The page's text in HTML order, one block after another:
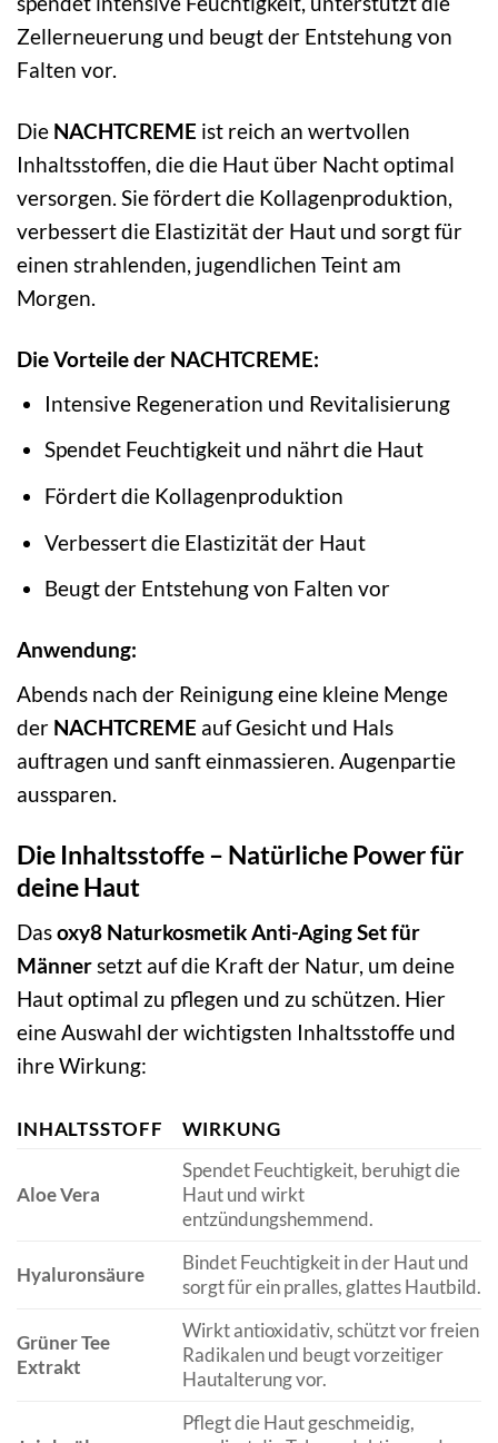
Zellerneuerung und beugt der Entstehung von
Falten vor.
Die NACHTCREME ist reich an wertvollen
Inhaltsstoffen, die die Haut über Nacht optimal
versorgen. Sie fördert die Kollagenproduktion,
verbessert die Elastizität der Haut und sorgt für
einen strahlenden, jugendlichen Teint am
Morgen.
Die Vorteile der NACHTCREME:
Intensive Regeneration und Revitalisierung
Spendet Feuchtigkeit und nährt die Haut
Fördert die Kollagenproduktion
Verbessert die Elastizität der Haut
Beugt der Entstehung von Falten vor
Anwendung:
Abends nach der Reinigung eine kleine Menge
der NACHTCREME auf Gesicht und Hals
auftragen und sanft einmassieren. Augenpartie
aussparen.
Die Inhaltsstoffe – Natürliche Power für
deine Haut
Dasoxy8 Naturkosmetik Anti-Aging Set für
Männersetzt auf die Kraft der Natur, um deine
Haut optimal zu pflegen und zu schützen. Hier
eine Auswahl der wichtigsten Inhaltsstoffe und
ihre Wirkung:
INHALTSSTOFF WIRKUNG
Aloe Vera
Spendet Feuchtigkeit, beruhigt die
Haut und wirkt
entzündungshemmend.
Hyaluronsäure
Bindet Feuchtigkeit in der Haut und
sorgt für ein pralles, glattes Hautbild.
Grüner Tee
Extrakt
Wirkt antioxidativ, schützt vor freien
Radikalen und beugt vorzeitiger
Hautalterung vor.
Pflegt die Haut geschmeidig,